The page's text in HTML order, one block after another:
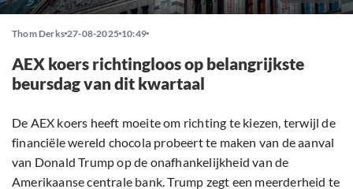
Thom Derks 27-08-2025 10:49
AEX koers richtingloos op belangrijkste
beursdag van dit kwartaal
De AEX koers heeft moeite om richting te kiezen, terwijl de
financiële wereld chocola probeert te maken van de aanval
van Donald Trump op de onafhankelijkheid van de
Amerikaanse centrale bank. Trump zegt een meerderheid te